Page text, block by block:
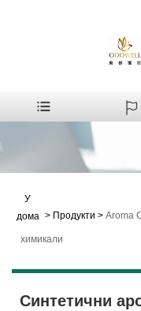
У
дома > Продукти > Aroma
химикали
Синтетични